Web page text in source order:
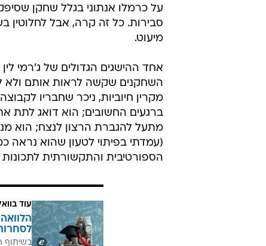
על כרמלו אנתוני בגלל שחקן
סבירות. כל זה קרה, אבל לחלוטין
מיעוט.
אחד ההישגים הגדולים של ג'רמי
השחקנים שקשה לראות אותם ולא
מקרין חיוביות, ניכר שחבריו
ברגעים החשובים; הוא דואג לתת
מתעל להגברת הרצון לנצח; הוא
(עמדתי בפיתוי לטעון שהוא נראה
הספורטיבית והתקשורתית
עוד
בשיתוף